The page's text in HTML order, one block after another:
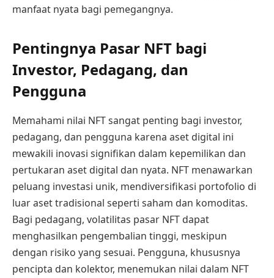
manfaat nyata bagi pemegangnya.
Pentingnya Pasar NFT bagi
Investor, Pedagang, dan
Pengguna
Memahami nilai NFT sangat penting bagi investor,
pedagang, dan pengguna karena aset digital ini
mewakili inovasi signifikan dalam kepemilikan dan
pertukaran aset digital dan nyata. NFT menawarkan
peluang investasi unik, mendiversifikasi portofolio di
luar aset tradisional seperti saham dan komoditas.
Bagi pedagang, volatilitas pasar NFT dapat
menghasilkan pengembalian tinggi, meskipun
dengan risiko yang sesuai. Pengguna, khususnya
pencipta dan kolektor, menemukan nilai dalam NFT